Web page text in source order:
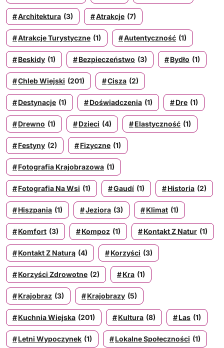
Architektura (3) Atrakcje (7)
Atrakcje Turystyczne (1) Autentyczność (1)
Beskidy (1) Bezpieczeństwo (3) Bydło (1)
Chleb Wiejski (201) Cisza (2)
Destynacje (1) Doświadczenia (1) Dre (1)
Drewno (1) Dzieci (4) Elastyczność (1)
Festyny (2) Fizyczne (1)
Fotografia Krajobrazowa (1)
Fotografia Na Wsi (1) Gaudí (1) Historia (2)
Hiszpania (1) Jeziora (3) Klimat (1)
Komfort (3) Kompoz (1) Kontakt Z Natur (1)
Kontakt Z Naturą (4) Korzyści (3)
Korzyści Zdrowotne (2) Kra (1)
Krajobraz (3) Krajobrazy (5)
Kuchnia Wiejska (201) Kultura (8) Las (1)
Letni Wypoczynek (1) Lokalne Społeczności (1)